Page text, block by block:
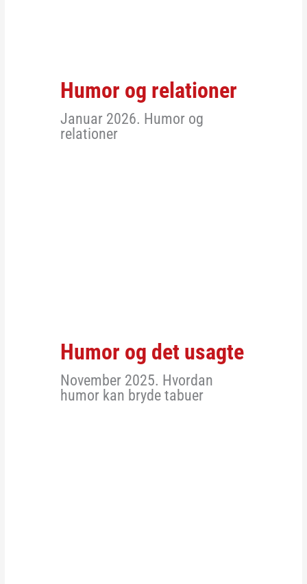
Humor og relationer
Januar 2026. Humor og
relationer
Humor og det usagte
November 2025. Hvordan
humor kan bryde tabuer